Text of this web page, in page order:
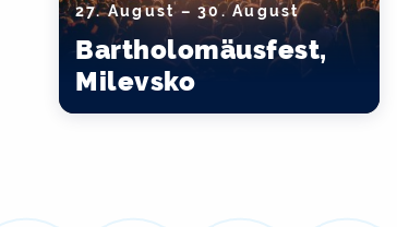
27. August – 30. August
Bartholomäusfest,
Milevsko